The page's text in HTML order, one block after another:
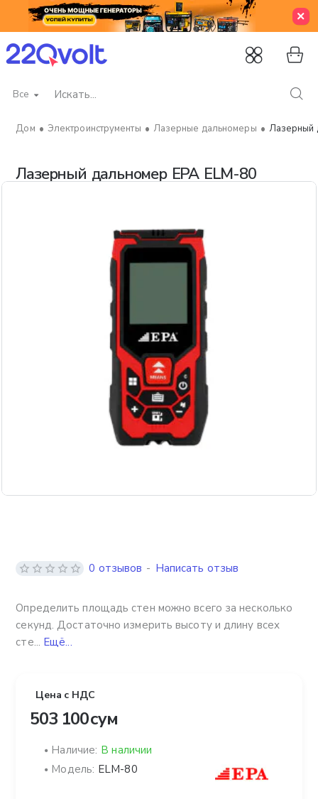
Все
Искать...
Лазерный дальномер EPA ELM-80
Электроинструменты Лазерные дальномеры Лазерный
Определить площадь стен можно всего за несколько
секунд. Достаточно измерить высоту и длину всех
сте... Ещё...
0 отзывов - Написать отзыв
Цена с НДС
503 100 сум
Наличие: В наличии
Модель: ELM-80